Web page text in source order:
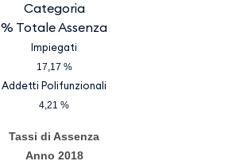
Categoria
% Totale Assenza
Impiegati
17,17 %
Addetti Polifunzionali
4,21 %
Tassi di Assenza
Anno 2018